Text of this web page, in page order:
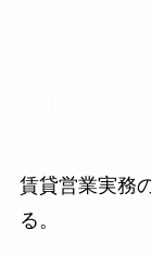
賃貸営業実務
る。